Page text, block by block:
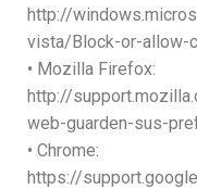
http://
vista/Block-or-allow-
• Mozilla Firefox:
http://
web-guarden-sus-
• Chrome:
https://